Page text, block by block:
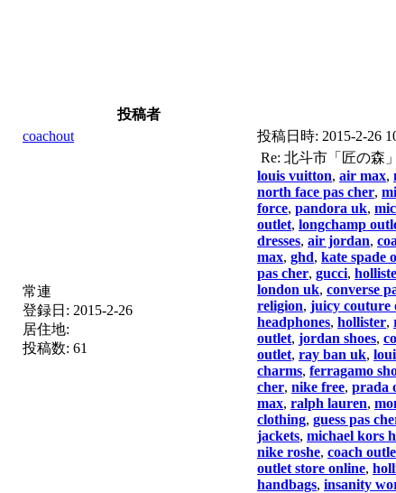
投稿者
coachout
投稿日時: 2015-2-26
常連
登録日: 2015-2-26
居住地:
投稿数: 61
Re: 北斗市「匠の森
louis vuitton, air max,
north face pas cher,
force, pandora uk,
outlet, longchamp
dresses, air jordan,
max, ghd, kate spade
pas cher, gucci,
london uk, converse
religion, juicy couture
headphones, hollister,
outlet, jordan shoes,
outlet, ray ban uk,
charms, ferragamo
cher, nike free, prada
max, ralph lauren,
clothing, guess pas
jackets, michael kors
nike roshe, coach
outlet store online,
handbags, insanity